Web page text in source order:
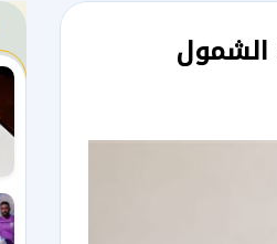
الشمول